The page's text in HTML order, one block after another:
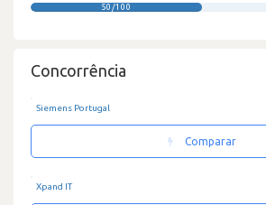
50/100
Concorrência
Siemens Portugal
Comparar
Xpand IT